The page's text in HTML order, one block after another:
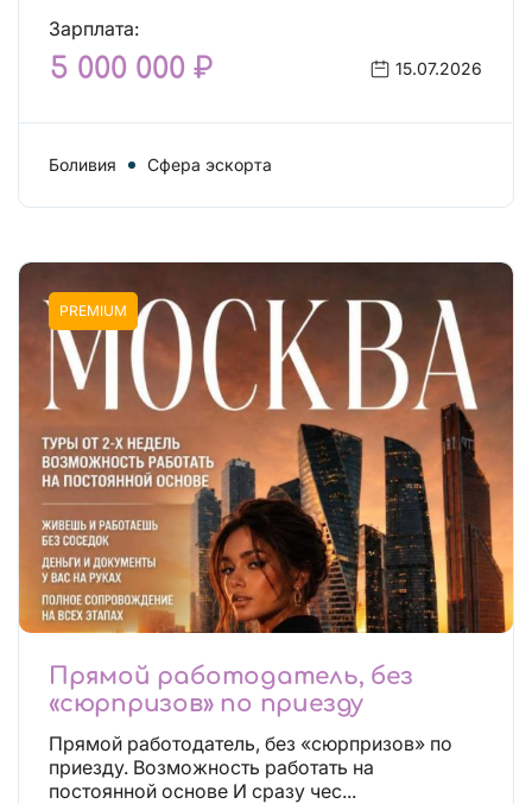
Зарплата:
5 000 000 ₽ 15.07.2026
Боливия Сфера эскорта
PREMIUM
Прямой работодатель, без
«сюрпризов» по приезду
Прямой работодатель, без «сюрпризов» по
приезду. Возможность работать на
постоянной основе И сразу чес...